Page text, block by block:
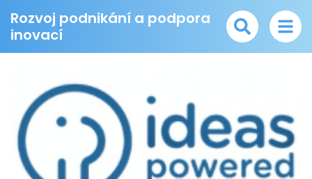
Rozvoj podnikání a podpora
inovací